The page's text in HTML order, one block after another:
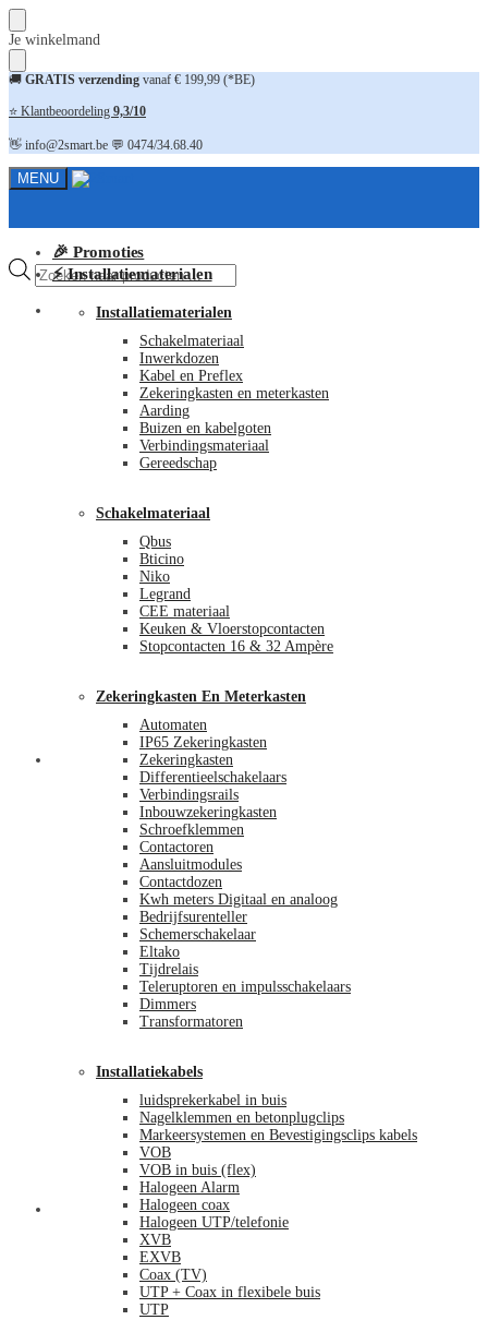
Skip
to
navigation
Skip
to
content
Je winkelmand
🚚 GRATIS verzending vanaf € 199,99 (*BE)
⭐ Klantbeoordeling 9,3/10
👋 info@2smart.be 💬 0474/34.68.40
MENU
Producten
zoeken
FAQ
Mijn account
🎉 Promoties
⚡ Installatiematerialen
Installatiematerialen
Schakelmateriaal
Inwerkdozen
Kabel en Preflex
Zekeringkasten en meterkasten
Aarding
Buizen en kabelgoten
Verbindingsmateriaal
Gereedschap
Schakelmateriaal
Qbus
Bticino
Niko
Legrand
CEE materiaal
Keuken & Vloerstopcontacten
Stopcontacten 16 & 32 Ampère
Zekeringkasten En Meterkasten
Automaten
IP65 Zekeringkasten
Zekeringkasten
Differentieelschakelaars
Verbindingsrails
Inbouwzekeringkasten
Schroefklemmen
Contactoren
Aansluitmodules
Contactdozen
Kwh meters Digitaal en analoog
Bedrijfsurenteller
Schemerschakelaar
Eltako
Tijdrelais
Teleruptoren en impulsschakelaars
Dimmers
Transformatoren
Installatiekabels
luidsprekerkabel in buis
Nagelklemmen en betonplugclips
Markeersystemen en Bevestigingsclips kabels
VOB
VOB in buis (flex)
Halogeen Alarm
Halogeen coax
Halogeen UTP/telefonie
XVB
EXVB
Coax (TV)
UTP + Coax in flexibele buis
UTP